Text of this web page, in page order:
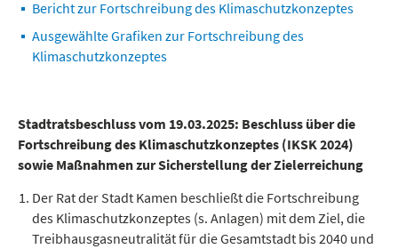
Bericht zur Fortschreibung des Klimaschutzkonzeptes
Ausgewählte Grafiken zur Fortschreibung des
Klimaschutzkonzeptes
Stadtratsbeschluss vom 19.03.2025: Beschluss über die
Fortschreibung des Klimaschutzkonzeptes (IKSK 2024)
sowie Maßnahmen zur Sicherstellung der Zielerreichung
Der Rat der Stadt Kamen beschließt die Fortschreibung
des Klimaschutzkonzeptes (s. Anlagen) mit dem Ziel, die
Treibhausgasneutralität für die Gesamtstadt bis 2040 und